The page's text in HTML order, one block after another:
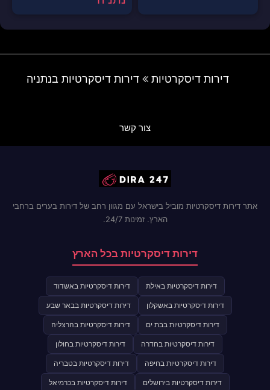
דירות דיסקרטיות דירות דיסקרטיות בנתניה
צור קשר
אתר דירות דיסקרטיות מוביל בישראל עם מגוון רחב של דירות בערים ברחבי
הארץ. זמינות 24/7.
דירות דיסקרטיות בכל הארץ
דירות דיסקרטיות באילת דירות דיסקרטיות באשדוד
דירות דיסקרטיות באשקלון דירות דיסקרטיות בבאר שבע
דירות דיסקרטיות בבת ים דירות דיסקרטיות בהרצליה
דירות דיסקרטיות בחדרה דירות דיסקרטיות בחולון
דירות דיסקרטיות בחיפה דירות דיסקרטיות בטבריה
דירות דיסקרטיות בירושלים דירות דיסקרטיות בכרמיאל